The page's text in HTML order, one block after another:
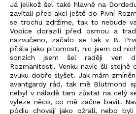
Já jelikož šel také hlavně na
zavítali před akcí ještě do Pivní
se trochu zdržíme, tak to nebude
Vopice dorazili před osmou a
nazvučeno, začalo se tak v 8.
přišla jako pitomost, nic jsem od
sonzích jsem šel raději ven
Rozmanitosti. Venku navíc šli stejně
zvuku dobře slyšet. Jak mám
avantgardy rád, tak mě Blutmond
nebyl v náladě tam zůstat na celý
vyleze něco, co mě začne bavit.
pódiu chovají jako ožralí, nebo byli